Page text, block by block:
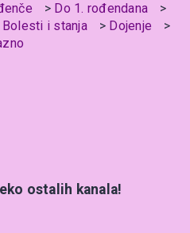
Do 1. rođendana
Bolesti i stanja
Dojenje
ostalih kanala!